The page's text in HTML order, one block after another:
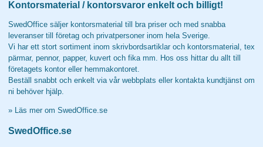
Kontorsmaterial / kontorsvaror enkelt och billigt!
SwedOffice säljer kontorsmaterial till bra priser och med snabba
leveranser till företag och privatpersoner inom hela Sverige.
Vi har ett stort sortiment inom skrivbordsartiklar och kontorsmaterial, tex
pärmar, pennor, papper, kuvert och fika mm. Hos oss hittar du allt till
företagets kontor eller hemmakontoret.
Beställ snabbt och enkelt via vår webbplats eller kontakta kundtjänst om
ni behöver hjälp.
» Läs mer om SwedOffice.se
SwedOffice.se